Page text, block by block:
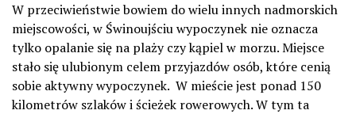
W przeciwieństwie bowiem do wielu innych nadmorskich
miejscowości, w Świnoujściu wypoczynek nie oznacza
tylko opalanie się na plaży czy kąpiel w morzu. Miejsce
stało się ulubionym celem przyjazdów osób, które cenią
sobie aktywny wypoczynek. W mieście jest ponad 150
kilometrów szlaków i ścieżek rowerowych. W tym ta